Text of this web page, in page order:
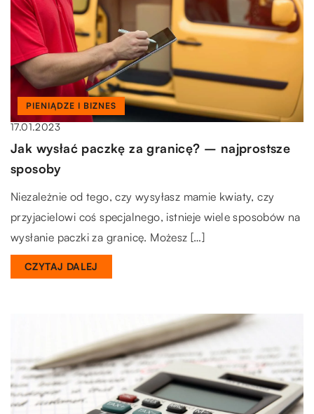
PIENIĄDZE I BIZNES
17.01.2023
Jak wysłać paczkę za granicę? – najprostsze
sposoby
Niezależnie od tego, czy wysyłasz mamie kwiaty, czy
przyjacielowi coś specjalnego, istnieje wiele sposobów na
wysłanie paczki za granicę. Możesz […]
CZYTAJ DALEJ